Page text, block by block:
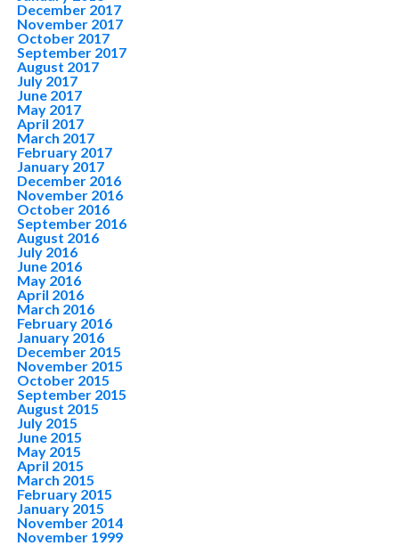
December 2017
November 2017
October 2017
September 2017
August 2017
July 2017
June 2017
May 2017
April 2017
March 2017
February 2017
January 2017
December 2016
November 2016
October 2016
September 2016
August 2016
July 2016
June 2016
May 2016
April 2016
March 2016
February 2016
January 2016
December 2015
November 2015
October 2015
September 2015
August 2015
July 2015
June 2015
May 2015
April 2015
March 2015
February 2015
January 2015
November 2014
November 1999